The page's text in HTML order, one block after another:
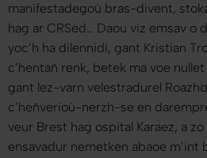
manifestadegoù bras-divent,
hag ar CRSed… Daou viz emsav o
yoc’h ha dilennidi, gant Kristian
c’hentañ renk, betek ma voe
gant lez-varn velestradurel
c’heñverioù-nerzh-se en
veur Brest hag ospital Karaez, a
ensavadur nemetken abaoe